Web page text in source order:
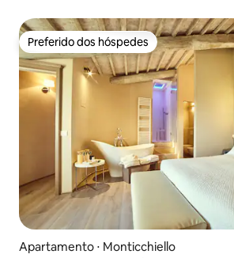
Preferido dos hóspedes
Preferido dos hóspedes
Apartamento ⋅ Monticchiello